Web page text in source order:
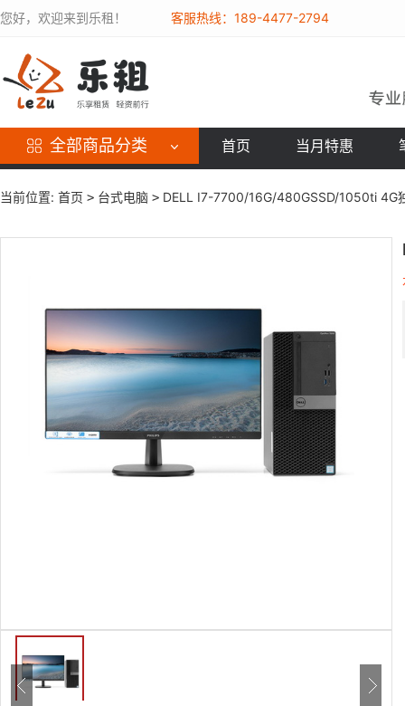
您好，欢迎来到乐租！ 客服热线：189-4477-2794
全部商品分类 首页 当月特惠
当前位置: 首页 > 台式电脑 > DELL I7-7700/16G/480GSSD/1050ti 4G